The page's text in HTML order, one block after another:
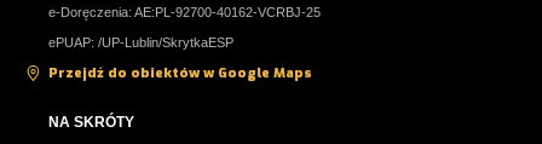
e-Doręczenia: AE:PL-92700-40162-VCRBJ-25
ePUAP: /UP-Lublin/SkrytkaESP
Przejdź do obiektów w Google Maps
NA SKRÓTY